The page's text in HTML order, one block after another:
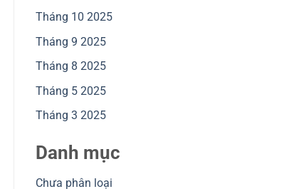
Tháng 10 2025
Tháng 9 2025
Tháng 8 2025
Tháng 5 2025
Tháng 3 2025
Danh mục
Chưa phân loại